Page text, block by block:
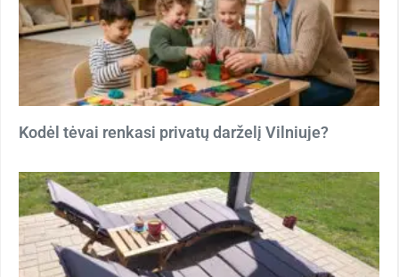
Kodėl tėvai renkasi privatų darželį Vilniuje?